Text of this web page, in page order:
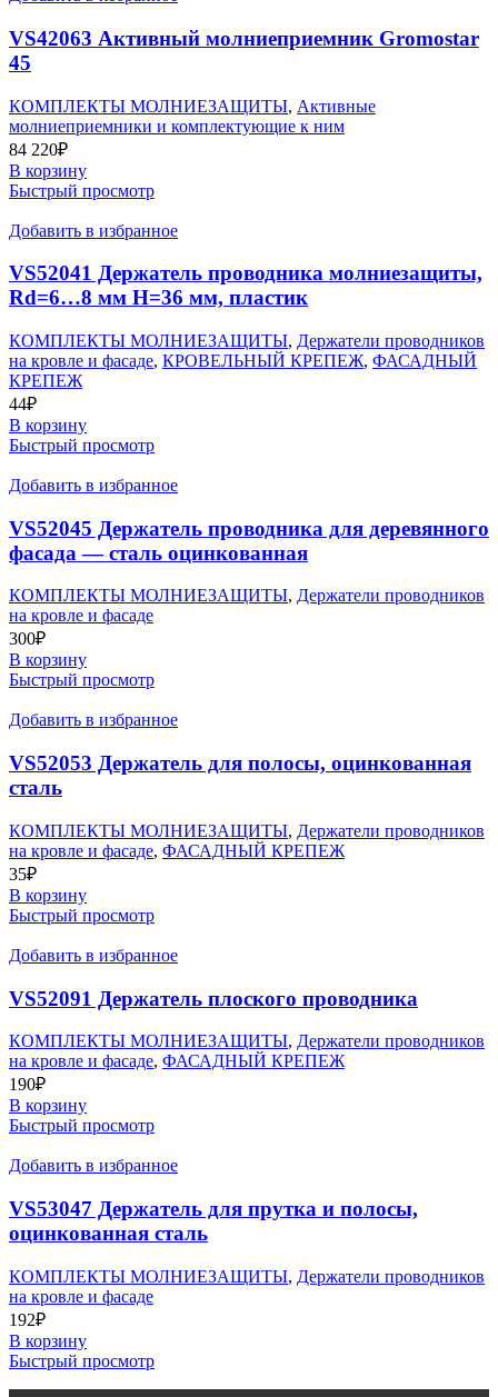
VS42063 Активный молниеприемник Gromostar
45
КОМПЛЕКТЫ МОЛНИЕЗАЩИТЫ, Активные
молниеприемники и комплектующие к ним
84 220₽
В корзину
Быстрый просмотр
Добавить в избранное
VS52041 Держатель проводника молниезащиты,
Rd=6…8 мм H=36 мм, пластик
КОМПЛЕКТЫ МОЛНИЕЗАЩИТЫ, Держатели проводников
на кровле и фасаде, КРОВЕЛЬНЫЙ КРЕПЕЖ, ФАСАДНЫЙ
КРЕПЕЖ
44₽
В корзину
Быстрый просмотр
Добавить в избранное
VS52045 Держатель проводника для деревянного
фасада — сталь оцинкованная
КОМПЛЕКТЫ МОЛНИЕЗАЩИТЫ, Держатели проводников
на кровле и фасаде
300₽
В корзину
Быстрый просмотр
Добавить в избранное
VS52053 Держатель для полосы, оцинкованная
сталь
КОМПЛЕКТЫ МОЛНИЕЗАЩИТЫ, Держатели проводников
на кровле и фасаде, ФАСАДНЫЙ КРЕПЕЖ
35₽
В корзину
Быстрый просмотр
Добавить в избранное
VS52091 Держатель плоского проводника
КОМПЛЕКТЫ МОЛНИЕЗАЩИТЫ, Держатели проводников
на кровле и фасаде, ФАСАДНЫЙ КРЕПЕЖ
190₽
В корзину
Быстрый просмотр
Добавить в избранное
VS53047 Держатель для прутка и полосы,
оцинкованная сталь
КОМПЛЕКТЫ МОЛНИЕЗАЩИТЫ, Держатели проводников
на кровле и фасаде
192₽
В корзину
Быстрый просмотр